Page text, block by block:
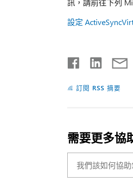
訊，請前往下列
設定
訂閱 RSS 摘要
需要更多協